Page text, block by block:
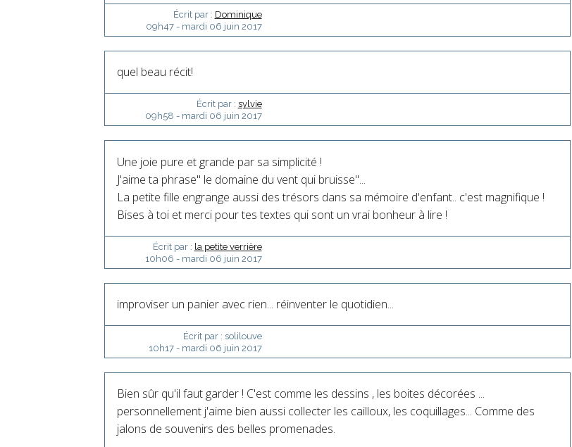
Écrit par : Dominique
09h47- mardi 06 juin 2017
quel beau récit!
Écrit par : sylvie
09h58 - mardi 06 juin 2017
Une joie pure et grande par sa simplicité !
J'aime ta phrase" le domaine du vent qui bruisse"...
La petite fille engrange aussi des trésors dans sa mémoire d'enfant.. c'est magnifique !
Bises à toi et merci pour tes textes qui sont un vrai bonheur à lire !
Écrit par : la petite verrière
10h06 - mardi 06 juin 2017
improviser un panier avec rien... réinventer le quotidien...
Écrit par : solilouve
10h17- mardi 06 juin 2017
Bien sûr qu'il faut garder ! C'est comme les dessins , les boites décorées ...
personnellement j'aime bien aussi collecter les cailloux, les coquillages... Comme des
jalons de souvenirs des belles promenades.